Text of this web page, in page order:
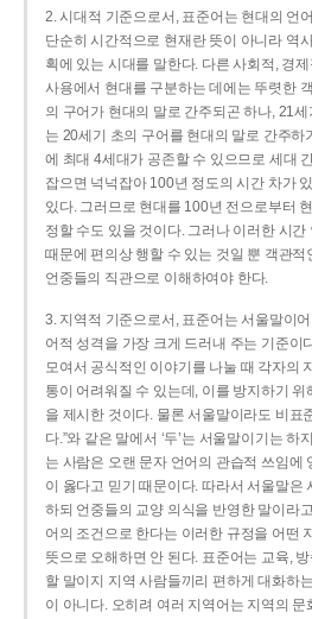
2. 시대적 기준으로서, 표준어는 현대의 언
단순히 시간적으로 현재란 뜻이 아니라 역
획에 있는 시대를 말한다. 다른 사회적, 경
사용에서 현대를 구분하는 데에는 뚜렷한
의 구어가 현대의 말로 간주되곤 하나, 21
는 20세기 초의 구어를 현대의 말로 간주하
에 최대 4세대가 공존할 수 있으므로 세대
잡으면 넉넉잡아 100년 정도의 시간 차가
있다. 그러므로 현대를 100년 전으로부터
정할 수도 있을 것이다. 그러나 이러한 시간
때문에 편의상 행할 수 있는 것일 뿐 객관적
언중들의 직관으로 이해하여야 한다.
3. 지역적 기준으로서, 표준어는 서울말이
어적 성격을 가장 크게 드러내 주는 기준이
모여서 공식적인 이야기를 나눌 때 각자의
통이 어려워질 수 있는데, 이를 방지하기
을 제시한 것이다. 물론 서울말이라도 비표
다.”와 같은 말에서 ‘두’는 서울말이기는 하
는 사람은 오랜 문자 언어의 관습적 쓰임에
이 옳다고 믿기 때문이다. 따라서 서울말은
하되 언중들의 교양 의식을 반영한 말이라
어의 조건으로 한다는 이러한 규정을 어떤
뜻으로 오해하면 안 된다. 표준어는 교육,
할 말이지 지역 사람들끼리 편하게 대화하
이 아니다. 오히려 여러 지역어는 지역의